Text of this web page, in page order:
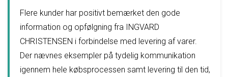
Flere kunder har positivt bemærket den gode
information og opfølgning fra INGVARD
CHRISTENSEN i forbindelse med levering af varer.
Der nævnes eksempler på tydelig kommunikation
igennem hele købsprocessen samt levering til den tid,